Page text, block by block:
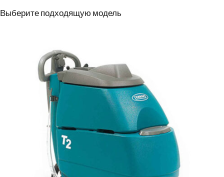
Выберите подходящую модель